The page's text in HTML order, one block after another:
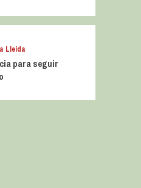
Lleida
para seguir